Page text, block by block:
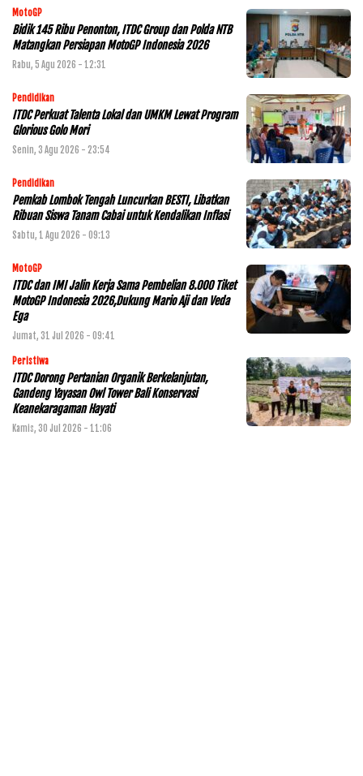
MotoGP
Bidik 145 Ribu Penonton, ITDC Group dan Polda NTB
Matangkan Persiapan MotoGP Indonesia 2026
Rabu, 5 Agu 2026 - 12:31
Pendidikan
ITDC Perkuat Talenta Lokal dan UMKM Lewat Program
Glorious Golo Mori
Senin, 3 Agu 2026 - 23:54
Pendidikan
Pemkab Lombok Tengah Luncurkan BESTI, Libatkan
Ribuan Siswa Tanam Cabai untuk Kendalikan Inflasi
Sabtu, 1 Agu 2026 - 09:13
MotoGP
ITDC dan IMI Jalin Kerja Sama Pembelian 8.000 Tiket
MotoGP Indonesia 2026,Dukung Mario Aji dan Veda
Ega
Jumat, 31 Jul 2026 - 09:41
Peristiwa
ITDC Dorong Pertanian Organik Berkelanjutan,
Gandeng Yayasan Owl Tower Bali Konservasi
Keanekaragaman Hayati
Kamis, 30 Jul 2026 - 11:06